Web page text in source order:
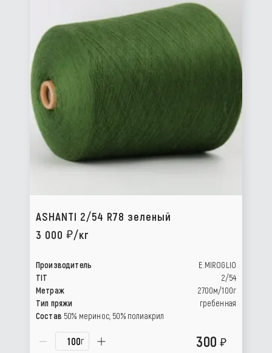
ASHANTI 2/54 R78 зеленый
3 000
/кг
Производитель
E.MIROGLIO
TIT
2/54
Метраж
2700м/100г
Тип пряжи
гребенная
Состав 50% меринос, 50% полиакрил
г 300